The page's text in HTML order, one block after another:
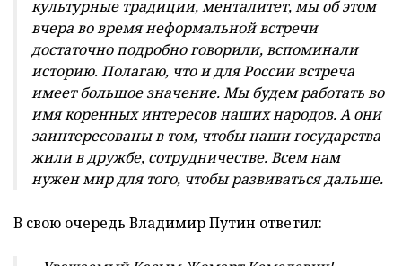
культурные традиции, менталитет, мы об этом
вчера во время неформальной встречи
достаточно подробно говорили, вспоминали
историю. Полагаю, что и для России встреча
имеет большое значение. Мы будем работать во
имя коренных интересов наших народов. А они
заинтересованы в том, чтобы наши государства
жили в дружбе, сотрудничестве. Всем нам
нужен мир для того, чтобы развиваться дальше.
В свою очередь Владимир Путин ответил: